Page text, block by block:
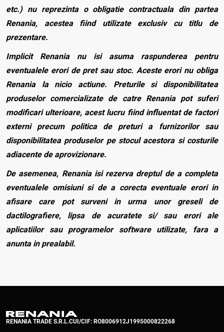
etc.) nu reprezinta o obligatie contractuala din partea
Renania, acestea fiind utilizate exclusiv cu titlu de
prezentare.
Implicit Renania nu isi asuma raspunderea pentru
eventualele erori de pret sau stoc. Aceste erori nu obliga
Renania la nicio actiune. Preturile si disponibilitatea
produselor comercializate de catre Renania pot suferi
modificari ulterioare, acest lucru fiind influentat de factori
externi precum politica de preturi a furnizorilor sau
disponibilitatea produselor pe stocul acestora si costurile
adiacente de aprovizionare.
De asemenea, Renania isi rezerva dreptul de a completa
eventualele omisiuni si de a corecta eventuale erori in
afisare care pot surveni in urma unor greseli de
dactilografiere, lipsa de acuratete si/ sau erori ale
aplicatiilor sau programelor software utilizate, fara a
anunta in prealabil.
RENANIA TRADE S.R.L.CUI/CIF: RO8006912J1995000822268